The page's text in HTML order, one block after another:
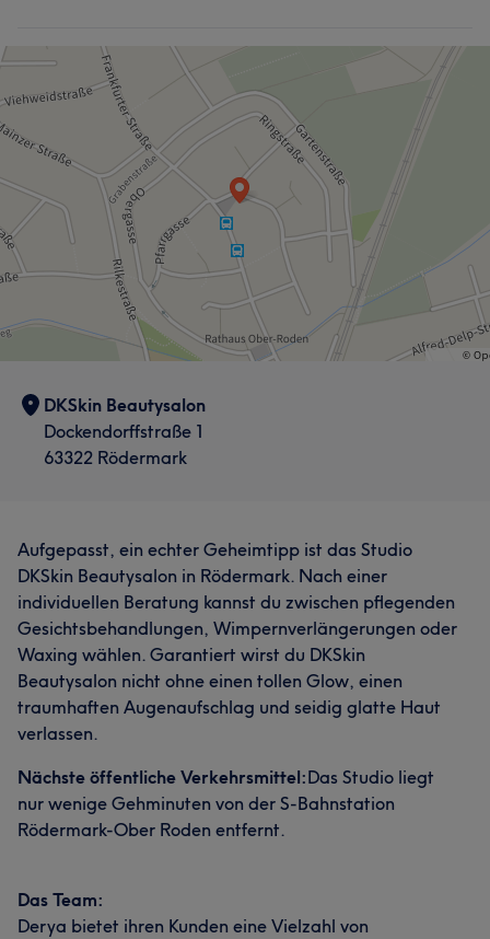
DKSkin Beautysalon
Dockendorffstraße 1
63322 Rödermark
Aufgepasst, ein echter Geheimtipp ist das Studio
DKSkin Beautysalon in Rödermark. Nach einer
individuellen Beratung kannst du zwischen pflegenden
Gesichtsbehandlungen, Wimpernverlängerungen oder
Waxing wählen. Garantiert wirst du DKSkin
Beautysalon nicht ohne einen tollen Glow, einen
traumhaften Augenaufschlag und seidig glatte Haut
verlassen.
Nächste öffentliche Verkehrsmittel:Das Studio liegt
nur wenige Gehminuten von der S-Bahnstation
Rödermark-Ober Roden entfernt.
Das Team:
Derya bietet ihren Kunden eine Vielzahl von